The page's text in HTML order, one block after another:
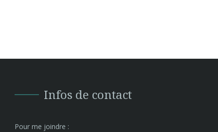
Infos de contact
Pour me joindre :